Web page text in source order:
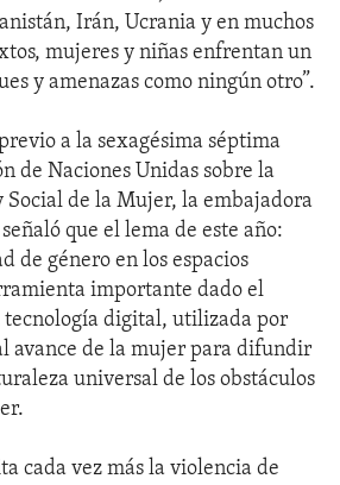
Irán, Ucrania y en muchos
mujeres y niñas enfrentan un
y amenazas como ningún otro”.
a la sexagésima séptima
de Naciones Unidas sobre la
Social de la Mujer, la embajadora
que el lema de este año:
de género en los espacios
importante dado el
tecnología digital, utilizada por
avance de la mujer para difundir
universal de los obstáculos
cada vez más la violencia de